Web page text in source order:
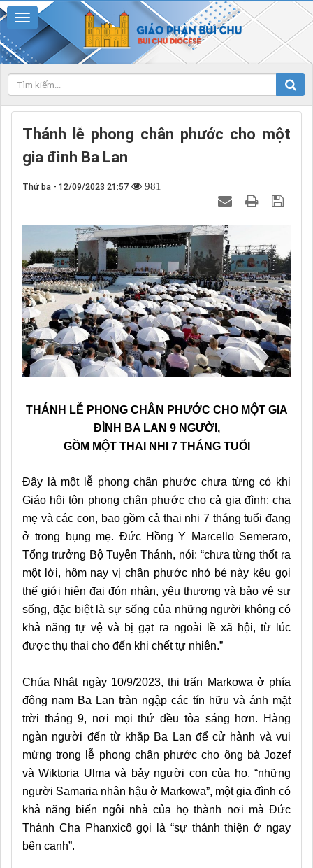
Thánh lễ phong chân phước cho một
gia đình Ba Lan
Thứ ba - 12/09/2023 21:57 981
THÁNH LỄ PHONG CHÂN PHƯỚC CHO MỘT GIA
ĐÌNH BA LAN 9 NGƯỜI,
GỒM MỘT THAI NHI 7 THÁNG TUỔI
Đây là một lễ phong chân phước chưa từng có khi
Giáo hội tôn phong chân phước cho cả gia đình: cha
mẹ và các con, bao gồm cả thai nhi 7 tháng tuổi đang
ở trong bụng mẹ. Đức Hồng Y Marcello Semeraro,
Tổng trưởng Bộ Tuyên Thánh, nói: “chưa từng thốt ra
một lời, hôm nay vị chân phước nhỏ bé này kêu gọi
thế giới hiện đại đón nhận, yêu thương và bảo vệ sự
sống, đặc biệt là sự sống của những người không có
khả năng tự vệ và bị gạt ra ngoài lề xã hội, từ lúc
được thụ thai cho đến khi chết tự nhiên.”
Chúa Nhật ngày 10/9/2023, thị trấn Markowa ở phía
đông nam Ba Lan tràn ngập các tín hữu và ánh mặt
trời tháng 9, nơi mọi thứ đều tỏa sáng hơn. Hàng
ngàn người đến từ khắp Ba Lan để cử hành và vui
mừng trong lễ phong chân phước cho ông bà Jozef
và Wiktoria Ulma và bảy người con của họ, “những
người Samaria nhân hậu ở Markowa”, một gia đình có
khả năng biến ngôi nhà của họ thành nơi mà Đức
Thánh Cha Phanxicô gọi là “sự thánh thiện ở ngay
bên cạnh”.